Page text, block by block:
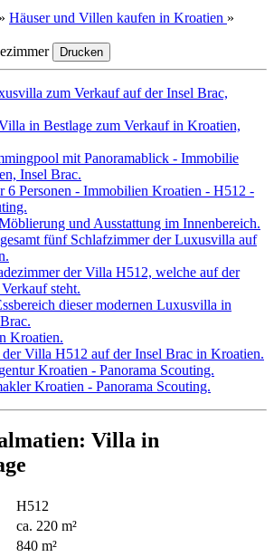
» Häuser und Villen kaufen in Kroatien »
Drucken
Villa in
H512
ca. 220 m²
840 m²